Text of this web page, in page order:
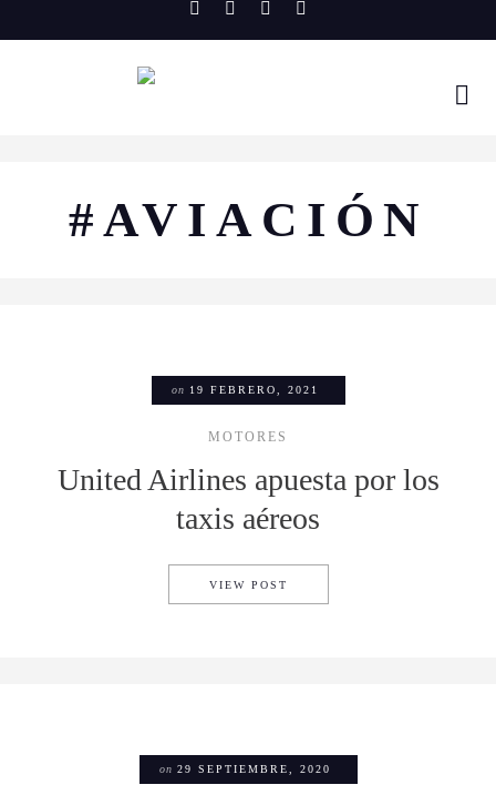
to
#AVIACIÓN
on 19 FEBRERO, 2021
MOTORES
United Airlines apuesta por los
taxis aéreos
VIEW POST
on 29 SEPTIEMBRE, 2020